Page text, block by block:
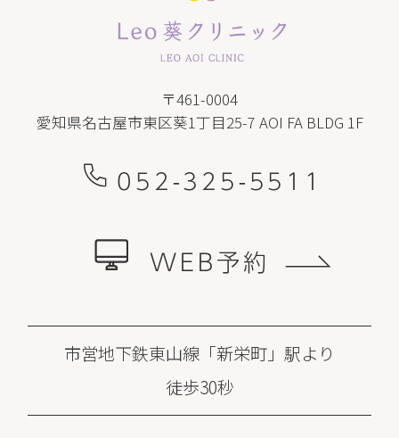
〒461-0004
愛知県名古屋市東区葵1丁目25-7 AOI FA BLDG 1F
052-325-5511
WEB予約
市営地下鉄東山線「新栄町」駅より
徒歩30秒